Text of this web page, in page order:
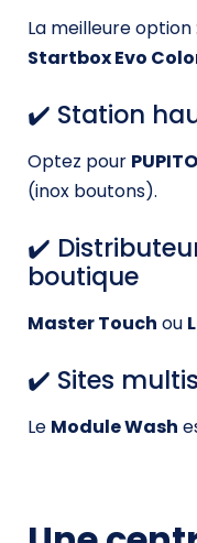
La meilleure option :
Startbox Evo
✔️ Station
Optez pour
(inox boutons).
✔️
boutique
Master Touch ou
✔️ Sites
Le Module Wash